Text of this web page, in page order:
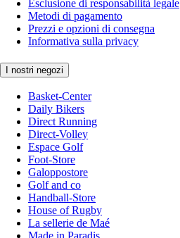
Esclusione di responsabilità legale
Metodi di pagamento
Prezzi e opzioni di consegna
Informativa sulla privacy
I nostri negozi
Basket-Center
Daily Bikers
Direct Running
Direct-Volley
Espace Golf
Foot-Store
Galoppostore
Golf and co
Handball-Store
House of Rugby
La sellerie de Maé